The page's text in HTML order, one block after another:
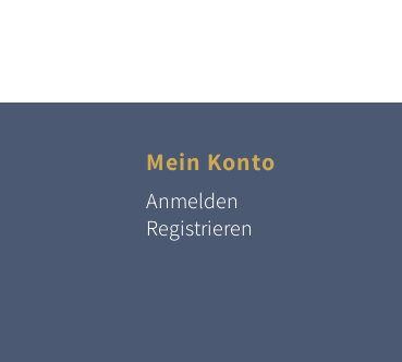
Mein Konto
Anmelden
Registrieren